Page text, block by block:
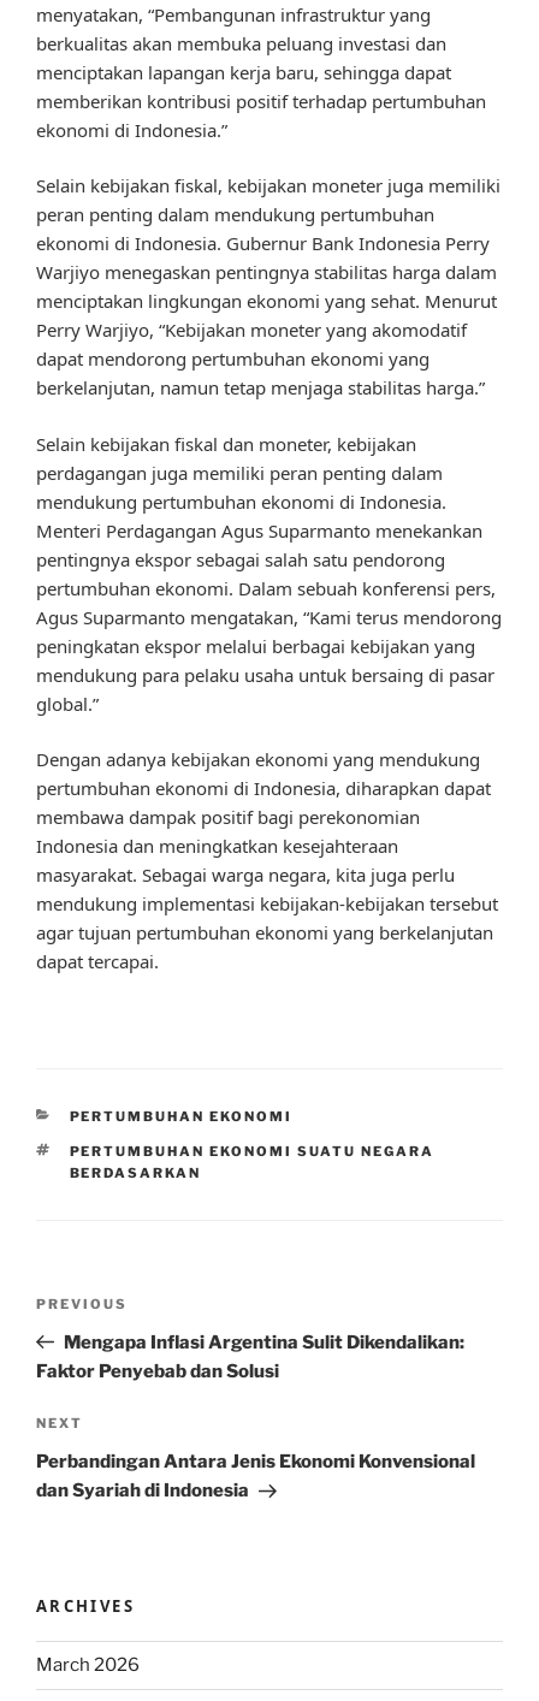
menyatakan, “Pembangunan infrastruktur yang
berkualitas akan membuka peluang investasi dan
menciptakan lapangan kerja baru, sehingga dapat
memberikan kontribusi positif terhadap pertumbuhan
ekonomi di Indonesia.”
Selain kebijakan fiskal, kebijakan moneter juga memiliki
peran penting dalam mendukung pertumbuhan
ekonomi di Indonesia. Gubernur Bank Indonesia Perry
Warjiyo menegaskan pentingnya stabilitas harga dalam
menciptakan lingkungan ekonomi yang sehat. Menurut
Perry Warjiyo, “Kebijakan moneter yang akomodatif
dapat mendorong pertumbuhan ekonomi yang
berkelanjutan, namun tetap menjaga stabilitas harga.”
Selain kebijakan fiskal dan moneter, kebijakan
perdagangan juga memiliki peran penting dalam
mendukung pertumbuhan ekonomi di Indonesia.
Menteri Perdagangan Agus Suparmanto menekankan
pentingnya ekspor sebagai salah satu pendorong
pertumbuhan ekonomi. Dalam sebuah konferensi pers,
Agus Suparmanto mengatakan, “Kami terus mendorong
peningkatan ekspor melalui berbagai kebijakan yang
mendukung para pelaku usaha untuk bersaing di pasar
global.”
Dengan adanya kebijakan ekonomi yang mendukung
pertumbuhan ekonomi di Indonesia, diharapkan dapat
membawa dampak positif bagi perekonomian
Indonesia dan meningkatkan kesejahteraan
masyarakat. Sebagai warga negara, kita juga perlu
mendukung implementasi kebijakan-kebijakan tersebut
agar tujuan pertumbuhan ekonomi yang berkelanjutan
dapat tercapai.
CATEGORIES
PERTUMBUHAN EKONOMI
TAGS
PERTUMBUHAN EKONOMI SUATU NEGARA
BERDASARKAN
Previous
Post
PREVIOUS
Mengapa Inflasi Argentina Sulit Dikendalikan:
Faktor Penyebab dan Solusi
Next
Post
NEXT
Perbandingan Antara Jenis Ekonomi Konvensional
dan Syariah di Indonesia
ARCHIVES
March 2026